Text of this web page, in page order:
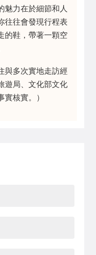
魅力在於細節和人
往往會發現行程表
的鞋，帶著一顆空
與多次實地走訪經
遊局、文化部文化
核實。）